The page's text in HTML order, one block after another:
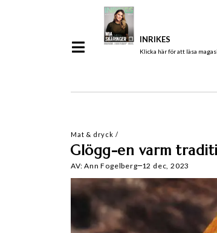
INRIKES
Klicka här för att läsa
Mat & dryck /
Glögg-en varm
AV: Ann Fogelberg 12 dec, 2023